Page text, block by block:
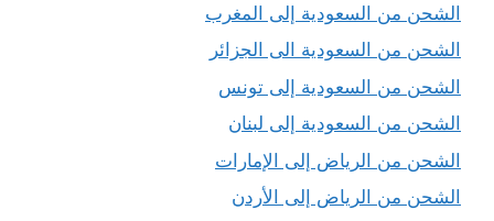
الشحن من السعودية إلى المغرب
الشحن من السعودية الى الجزائر
الشحن من السعودية إلى تونس
الشحن من السعودية إلى لبنان
الشحن من الرياض إلى الإمارات
الشحن من الرياض إلى الأردن